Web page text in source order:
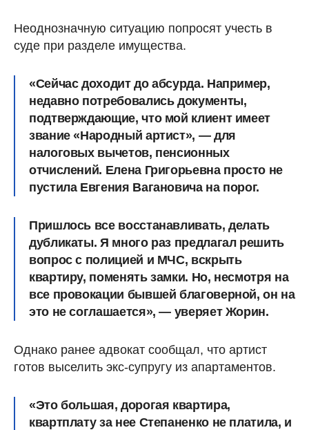
Неоднозначную ситуацию попросят учесть в
суде при разделе имущества.
«Сейчас доходит до абсурда. Например,
недавно потребовались документы,
подтверждающие, что мой клиент имеет
звание «Народный артист», — для
налоговых вычетов, пенсионных
отчислений. Елена Григорьевна просто не
пустила Евгения Вагановича на порог.
Пришлось все восстанавливать, делать
дубликаты. Я много раз предлагал решить
вопрос с полицией и МЧС, вскрыть
квартиру, поменять замки. Но, несмотря на
все провокации бывшей благоверной, он на
это не соглашается», — уверяет Жорин.
Однако ранее адвокат сообщал, что артист
готов выселить экс-супругу из апартаментов.
«Это большая, дорогая квартира,
квартплату за нее Степаненко не платила, и